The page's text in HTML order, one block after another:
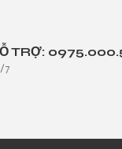
TRỢ:
7